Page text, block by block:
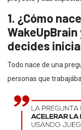
1. ¿Cómo
decides
Todo nace de una
personas que